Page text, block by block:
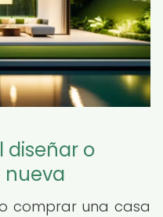
diseñar o
comprar una casa